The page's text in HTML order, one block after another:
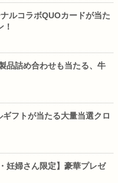
ルコラボQUOカードが当た
品詰め合わせも当たる、牛
フトが当たる大量当選クロ
妊婦さん限定】豪華プレゼ